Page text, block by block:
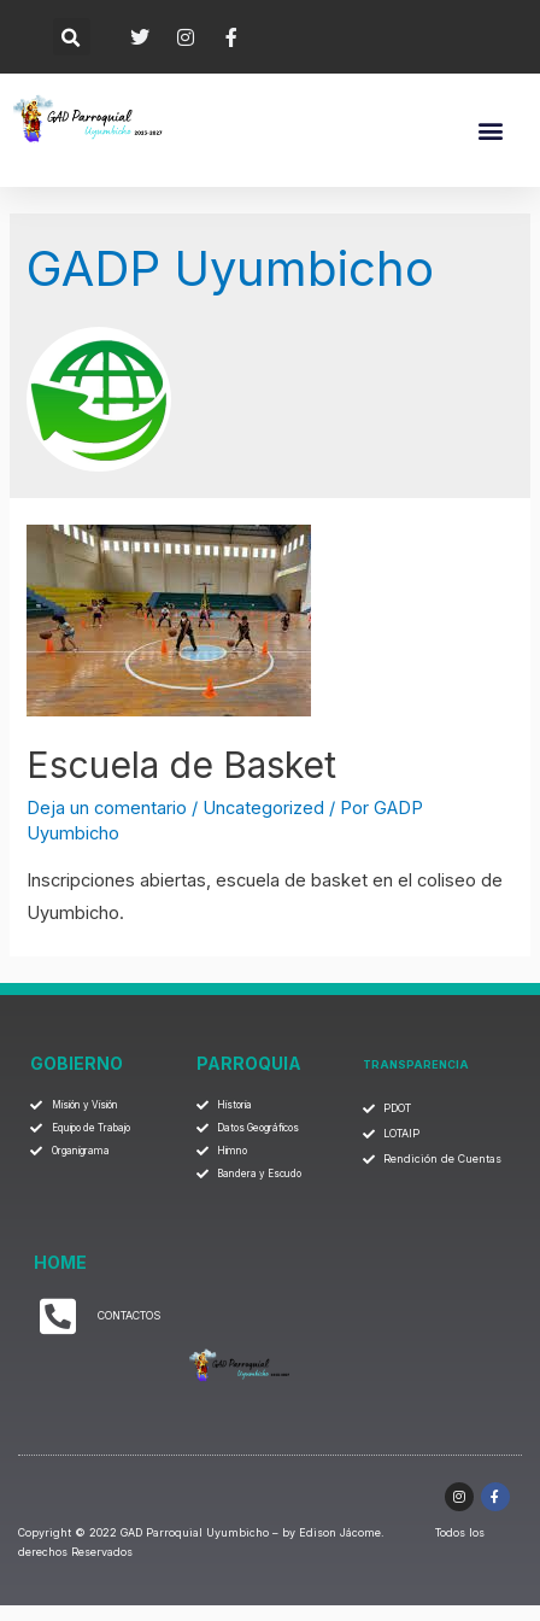
GADP Uyumbicho
Escuela de Basket
Deja un comentario / Uncategorized / PorGADP
Uyumbicho
Inscripciones abiertas, escuela de basket en el coliseo de
Uyumbicho.
GOBIERNO
Misión y Visión
Equipo de Trabajo
Organigrama
PARROQUIA
Historia
Datos Geográficos
Himno
Bandera y Escudo
TRANSPARENCIA
PDOT
LOTAIP
Rendición de Cuentas
HOME
CONTACTOS
Copyright © 2022 GAD Parroquial Uyumbicho – by Edison Jácome. Todos los
derechos Reservados